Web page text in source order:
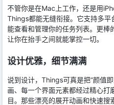
不管你是在Mac上工作，还是用
Things都能无缝衔接。它支持多
能查看和管理你的任务列表。更棒
让你在抬手之间就能掌控一切。
设计优雅，细节满满
说到设计，Things可真是把“颜值
画、每一个界面元素都经过精心打
目。那些漂亮的展开动画和快速搜